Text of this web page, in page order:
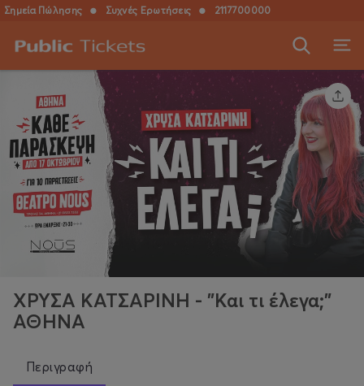
Σημεία Πώλησης ● Συχνές Ερωτήσεις ● 2117700000
ΧΡΥΣΑ ΚΑΤΣΑΡΙΝΗ - "Και τι έλεγα;"
ΑΘΗΝΑ
Περιγραφή